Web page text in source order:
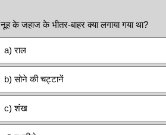
नूह के जहाज के भीतर-बाहर क्या लगाया गया था?
a) राल
b) सोने की चट्टानें
c) शंख